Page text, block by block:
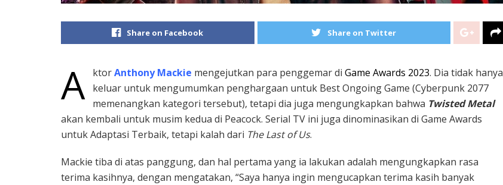
Share on Facebook Share on Twitter
A ktorAnthony Mackie mengejutkan para penggemar di Game Awards 2023. Dia tidak hanya
keluar untuk mengumumkan penghargaan untuk Best Ongoing Game (Cyberpunk 2077
memenangkan kategori tersebut), tetapi dia juga mengungkapkan bahwa Twisted Metal
akan kembali untuk musim kedua di Peacock. Serial TV ini juga dinominasikan di Game Awards
untuk Adaptasi Terbaik, tetapi kalah dari The Last of Us.
Mackie tiba di atas panggung, dan hal pertama yang ia lakukan adalah mengungkapkan rasa
terima kasihnya, dengan mengatakan, “Saya hanya ingin mengucapkan terima kasih banyak